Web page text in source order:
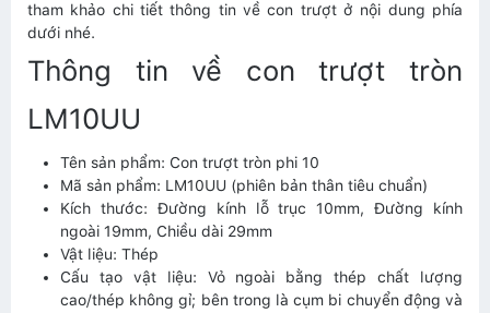
tham khảo chi tiết thông tin về con trượt ở nội dung phía
dưới nhé.
Thông tin về con trượt tròn
LM10UU
Tên sản phẩm: Con trượt tròn phi 10
Mã sản phẩm: LM10UU (phiên bản thân tiêu chuẩn)
Kích thước: Đường kính lỗ trục 10mm, Đường kính
ngoài 19mm, Chiều dài 29mm
Vật liệu: Thép
Cấu tạo vật liệu: Vỏ ngoài bằng thép chất lượng
cao/thép không gỉ; bên trong là cụm bi chuyển động và